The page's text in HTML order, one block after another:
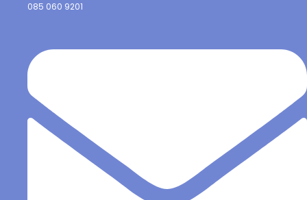
085 060 9201